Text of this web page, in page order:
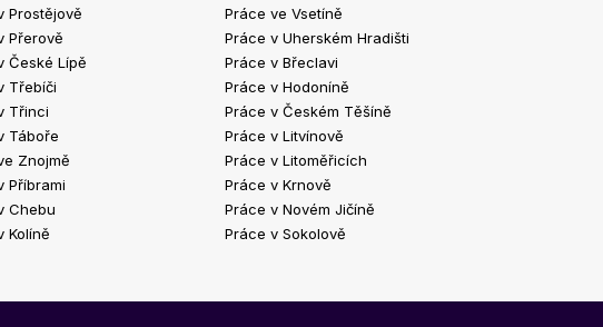
Prostějově
Přerově
České Lípě
Třebíči
Třinci
Táboře
Znojmě
Příbrami
Chebu
Kolíně
Práce ve Vsetíně
Práce v Uherském Hradišti
Práce v Břeclavi
Práce v Hodoníně
Práce v Českém Těšíně
Práce v Litvínově
Práce v Litoměřicích
Práce v Krnově
Práce v Novém Jičíně
Práce v Sokolově